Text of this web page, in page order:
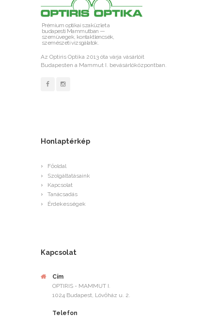
Prémium optikai szaküzlet a
budapesti Mammutban —
szemüvegek, kontaktlencsék,
szemészeti vizsgálatok.
Az Optiris Optika 2013 óta várja vásárlóit
Budapesten a Mammut I. bevásárlóközpontban.
Honlaptérkép
Főoldal
Szolgáltatásaink
Kapcsolat
Tanácsadás
Érdekességek
Kapcsolat
Cím
OPTIRIS - MAMMUT I.
1024 Budapest, Lövőház u. 2.
Telefon